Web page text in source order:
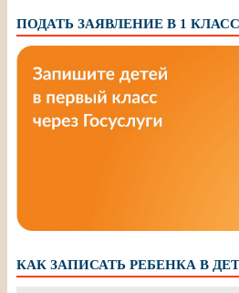
ПОДАТЬ ЗАЯВЛЕНИЕ В 1 КЛАСС
КАК ЗАПИСАТЬ РЕБЕНКА В